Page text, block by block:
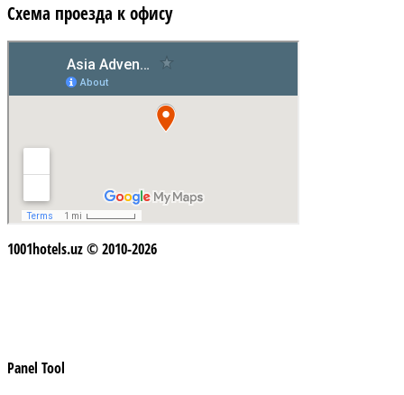
Схема проезда к офису
1001hotels.uz © 2010-2026
Panel Tool